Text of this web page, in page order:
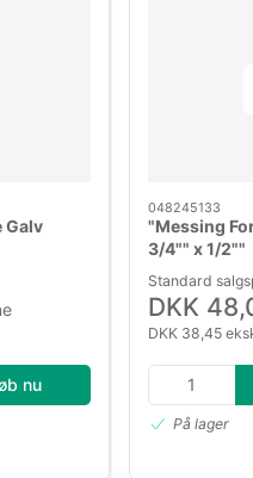
Galv
nu
048245133
"Messing
3/4"" x 1/2""
Standard
DKK
DKK 38,45
På lager